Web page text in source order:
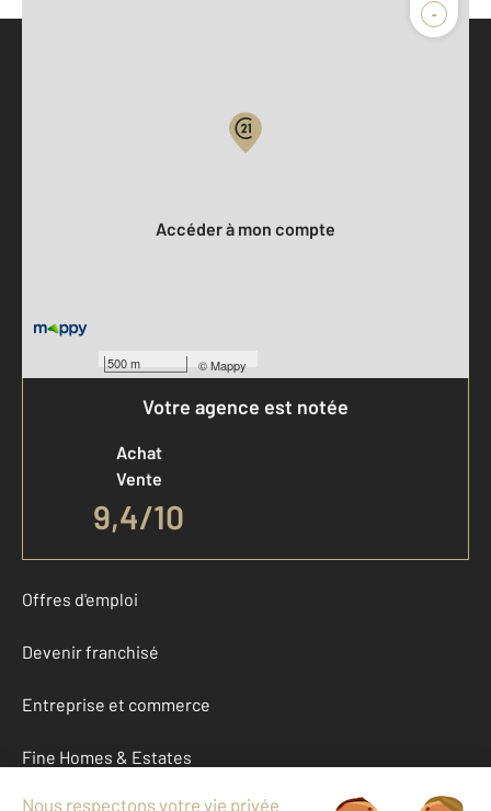
-
500 m ©Mappy
Accéder à mon compte
Votre agence est notée
Achat
Vente
9,4/10
Offres d'emploi
Devenir franchisé
Entreprise et commerce
Fine Homes & Estates